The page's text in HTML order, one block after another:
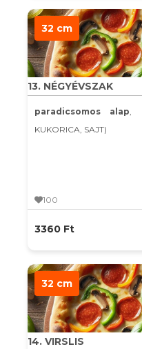
32 cm
13. NÉGYÉVSZAK
paradicsomos alap,
KUKORICA, SAJT)
100
3360 Ft
32 cm
14. VIRSLIS